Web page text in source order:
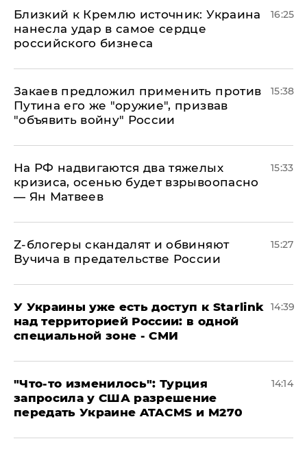
Близкий к Кремлю источник: Украина
нанесла удар в самое сердце
российского бизнеса
16:25
Закаев предложил применить против
Путина его же "оружие", призвав
"объявить войну" России
15:38
На РФ надвигаются два тяжелых
кризиса, осенью будет взрывоопасно
— Ян Матвеев
15:33
Z-блогеры скандалят и обвиняют
Вучича в предательстве России
15:27
У Украины уже есть доступ к Starlink
над территорией России: в одной
специальной зоне - СМИ
14:39
​"Что-то изменилось": Турция
запросила у США разрешение
передать Украине ATACMS и M270
14:14